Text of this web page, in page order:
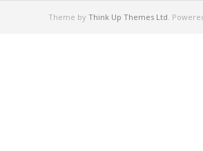
Theme by Think Up Themes Ltd .